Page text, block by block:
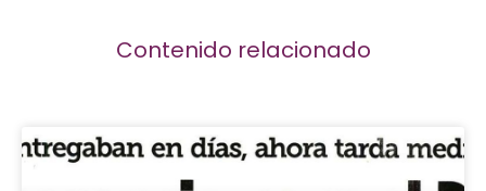
Contenido relacionado